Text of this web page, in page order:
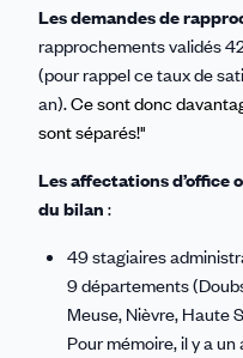
Les demandes de
rapprochements validés
(pour rappel ce taux de
an).Ce sont donc
sont séparés!"
Les affectations d’office
du bilan :
49 stagiaires
9 départements
Meuse, Nièvre, Haute
Pour mémoire, il y a